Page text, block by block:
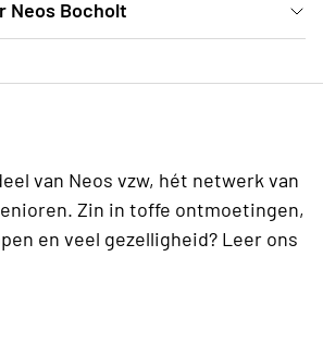
Neos Bocholt
van Neos vzw, hét netwerk van
Zin in toffe ontmoetingen,
en veel gezelligheid? Leer ons